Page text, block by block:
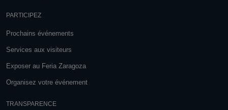
PARTICIPEZ
Prochains événements
Services aux visiteurs
Exposer au Feria Zaragoza
Organisez votre événement
TRANSPARENCE